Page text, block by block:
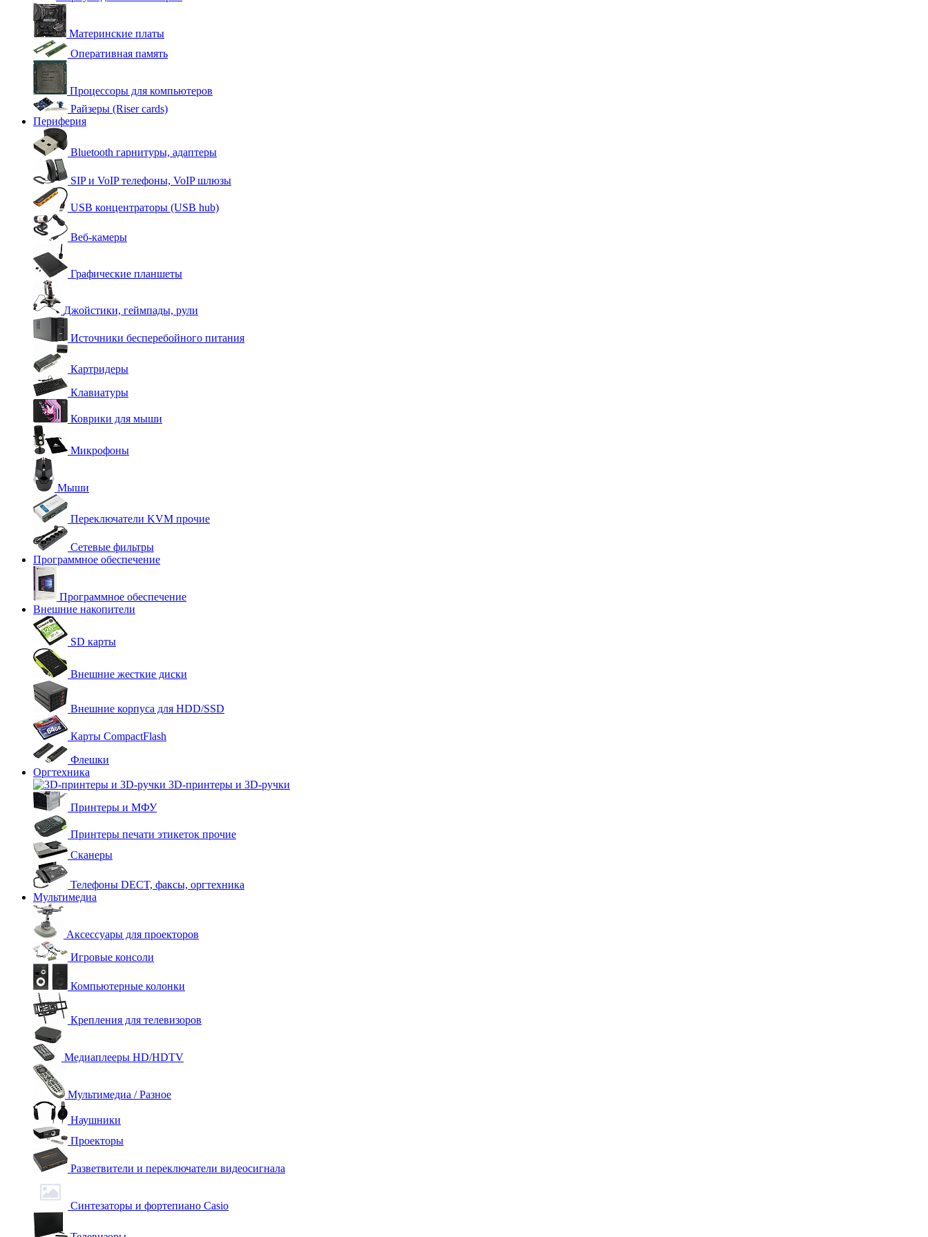
Материнские платы
Оперативная память
Процессоры для компьютеров
Райзеры (Riser cards)
Периферия
Bluetooth гарнитуры, адаптеры
SIP и VoIP телефоны, VoIP шлюзы
USB концентраторы (USB hub)
Веб-камеры
Графические планшеты
Джойстики, геймпады, рули
Источники бесперебойного питания
Картридеры
Клавиатуры
Коврики для мыши
Микрофоны
Мыши
Переключатели KVM прочие
Сетевые фильтры
Программное обеспечение
Программное обеспечение
Внешние накопители
SD карты
Внешние жесткие диски
Внешние корпуса для HDD/SSD
Карты CompactFlash
Флешки
Оргтехника
3D-принтеры и 3D-ручки
Принтеры и МФУ
Принтеры печати этикеток прочие
Сканеры
Телефоны DECT, факсы, оргтехника
Мультимедиа
Аксессуары для проекторов
Игровые консоли
Компьютерные колонки
Крепления для телевизоров
Медиаплееры HD/HDTV
Мультимедиа / Разное
Наушники
Проекторы
Разветвители и переключатели видеосигнала
Синтезаторы и фортепиано Casio